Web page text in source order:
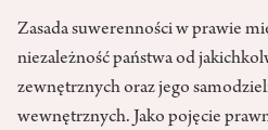
Zasada suwerenności w prawie
niezależność państwa od
zewnętrznych oraz jego
wewnętrznych. Jako pojęcie